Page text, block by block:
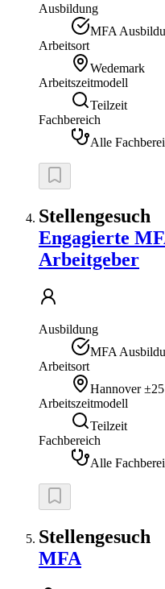
Ausbildung
MFA
Arbeitsort
Wedemark
Arbeitszeitmodell
Teilzeit
Fachbereich
Alle
Stellengesuch
Engagierte
Arbeitgeber
Ausbildung
MFA
Arbeitsort
Hannover
Arbeitszeitmodell
Teilzeit
Fachbereich
Alle
Stellengesuch
MFA